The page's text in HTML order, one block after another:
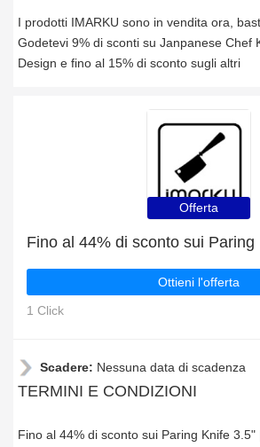
I prodotti IMARKU sono in vendita ora,
Godetevi 9% di sconti su Janpanese Chef
Design e fino al 15% di sconto sugli altri
Offerta
Ottieni l'offerta
1 Click
Scadere: Nessuna data di scadenza
TERMINI E CONDIZIONI
Fino al 44% di sconto sui Paring Knife 3.5"